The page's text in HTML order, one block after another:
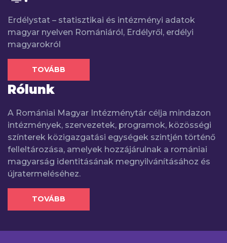
Erdélystat – statisztikai és intézményi adatok
magyar nyelven Romániáról, Erdélyről, erdélyi
magyarokról
TOVÁBB
Rólunk
A Romániai Magyar Intézménytár célja mindazon
intézmények, szervezetek, programok, közösségi
színterek közigazgatási egységek szintjén történő
felleltározása, amelyek hozzájárulnak a romániai
magyarság identitásának megnyilvánításához és
újratermeléséhez.
TOVÁBB